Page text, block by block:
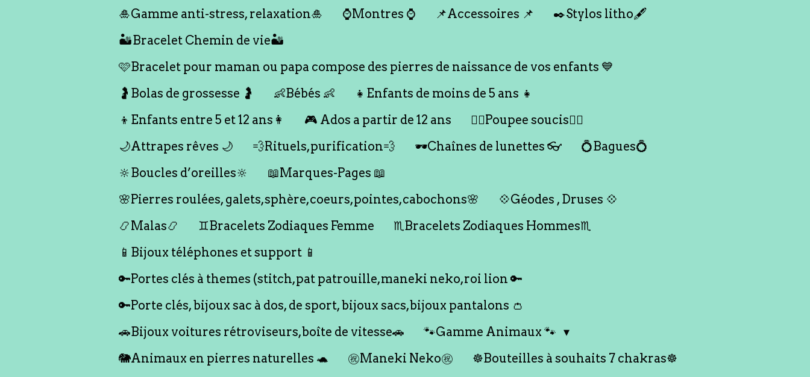
🎍Gamme anti-stress, relaxation🎍
⌚️Montres ⌚️ 📌Accessoires 📌
✒️Stylos litho🖋️
🏜️Bracelet Chemin de vie🏜️
🩷Bracelet pour maman ou papa compose des pierres de naissance de vos enfants 💙
🤰Bolas de grossesse 🤰
👶Bébés 👶
👧Enfants de moins de 5 ans 👧
👦Enfants entre 5 et 12 ans👩
🎮 Ados a partir de 12 ans
🙇‍♂️Poupee soucis🙇‍♀️
🌙Attrapes rêves 🌙
💨Rituels,purification💨 🕶️Chaînes de lunettes 👓
💍Bagues💍
🔆Boucles d’oreilles🔆
📖Marques-Pages 📖
🌸Pierres roulées, galets,sphère,coeurs,pointes,cabochons🌸
💠Géodes , Druses 💠
📿Malas📿
♊️Bracelets Zodiaques Femme
♏️Bracelets Zodiaques Hommes♏️
📱Bijoux téléphones et support 📱
🔑Portes clés à themes (stitch,pat patrouille,maneki neko,roi lion 🔑
🔑Porte clés, bijoux sac à dos, de sport, bijoux sacs,bijoux pantalons 👛
🚗Bijoux voitures rétroviseurs,boîte de vitesse🚗
🐾Gamme Animaux 🐾
🐘Animaux en pierres naturelles 🐢
㊗️Maneki Neko㊗️
☸️Bouteilles à souhaits 7 chakras☸️